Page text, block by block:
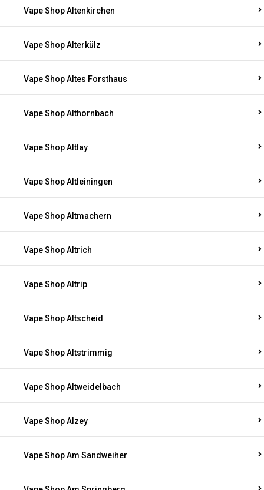
Vape Shop Altenkirchen
Vape Shop Alterkülz
Vape Shop Altes Forsthaus
Vape Shop Althornbach
Vape Shop Altlay
Vape Shop Altleiningen
Vape Shop Altmachern
Vape Shop Altrich
Vape Shop Altrip
Vape Shop Altscheid
Vape Shop Altstrimmig
Vape Shop Altweidelbach
Vape Shop Alzey
Vape Shop Am Sandweiher